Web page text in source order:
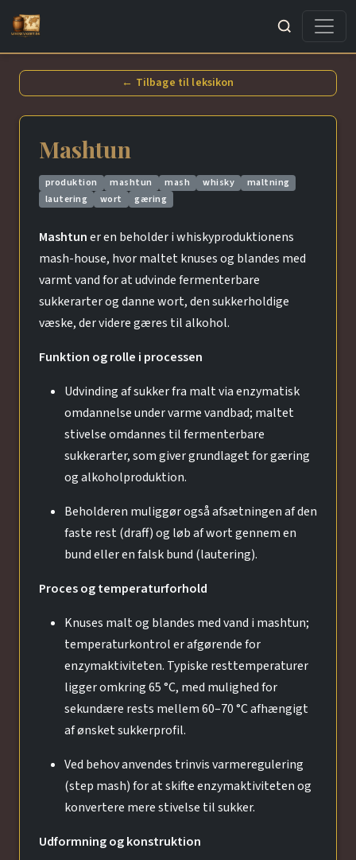
Søg
← Tilbage til leksikon
Mashtun
produktion mashtun mash whisky
maltning
lautering
wort gæring
Mashtuner en beholder i whiskyproduktionens
mash-house, hvor maltet knuses og blandes med
varmt vand for at udvinde fermenterbare
sukkerarter og danne wort, den sukkerholdige
væske, der videre gæres til alkohol.
Funktion og rolle i processen
Udvinding af sukker fra malt via enzymatisk
omdannelse under varme vandbad; maltet
stivelse omdannes til fermenterbare
sukkerarter, som giver grundlaget for gæring
og alkoholproduktion.
Beholderen muliggør også afsætningen af den
faste rest (draff) og løb af wort gennem en
bund eller en falsk bund (lautering).
Proces og temperaturforhold
Knuses malt og blandes med vand i mashtun;
temperaturkontrol er afgørende for
enzymaktiviteten. Typiske resttemperaturer
ligger omkring 65 °C, med mulighed for
sekundære rests mellem 60–70 °C afhængigt
af ønsket sukkerprofil.
Ved behov anvendes trinvis varmeregulering
(step mash) for at skifte enzymaktiviteten og
konvertere mere stivelse til sukker.
Udformning og konstruktion